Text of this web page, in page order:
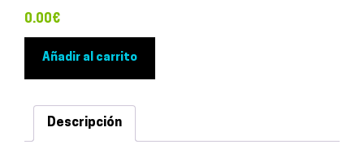
0.00€
Añadir al carrito
Descripción